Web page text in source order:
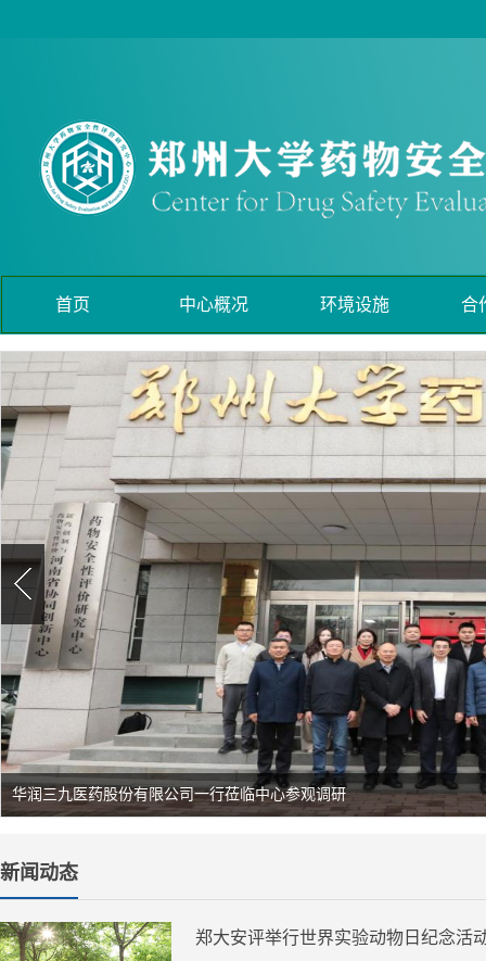
首页 中心概况 环境设施 合
华润三九医药股份有限公司一行莅临中心参观调研
新闻动态
郑大安评举行世界实验动物日纪念活